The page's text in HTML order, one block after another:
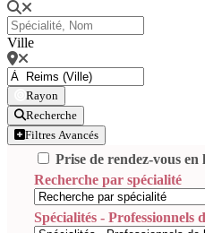
Ville
Rayon
Recherche
Filtres Avancés
Prise de rendez-vous en
Recherche par spécialité
Spécialités - Professionnels